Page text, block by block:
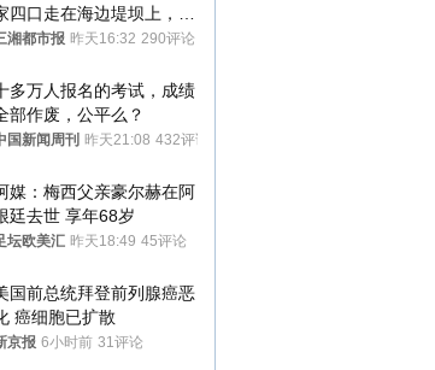
四口走在海边堤坝上，其
9岁男孩被巨浪卷入海
湘都市报 昨天16:32 290评论
多万人报名的考试，成绩
部作废，公平么？
国新闻周刊 昨天21:08 432评论
媒：梅西父亲豪尔赫在阿
廷去世 享年68岁
坛欧美汇 昨天18:49 45评论
国前总统拜登前列腺癌恶
癌细胞已扩散
京报 6小时前 31评论